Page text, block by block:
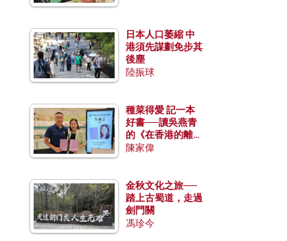
日本人口萎縮 中
港須先謀劃免步其
後塵
陸振球
種菜得愛 記一本
好書──讀吳燕青
的《在香港的離島
種菜》
陳家偉
金秋文化之旅──
踏上古蜀道，走過
劍門關
馮珍今